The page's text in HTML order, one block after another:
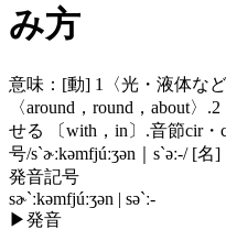
み方
意味： [動] 1〈光・液体な
〈around，round，about
せる 〔with，in〕.音節cir・
号/s`ɚːkəmfjúːʒən｜s`əː‐/ [名]
発音記号
sɚ`ːkəmfjúːʒən | sə`ː‐
▶発音